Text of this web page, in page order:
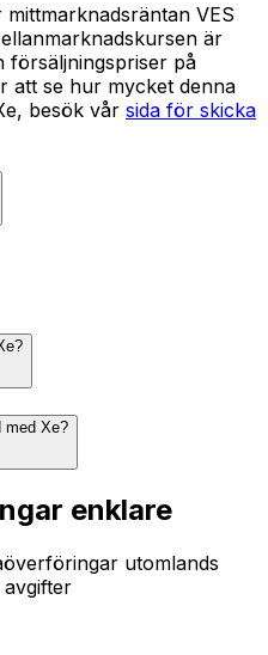
VES
är
försäljningspriser på
att se hur mycket denna
besök vår sida för skicka
med Xe?
enklare
utomlands